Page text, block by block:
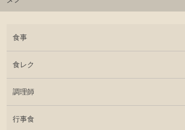
食事
食レク
調理師
行事食